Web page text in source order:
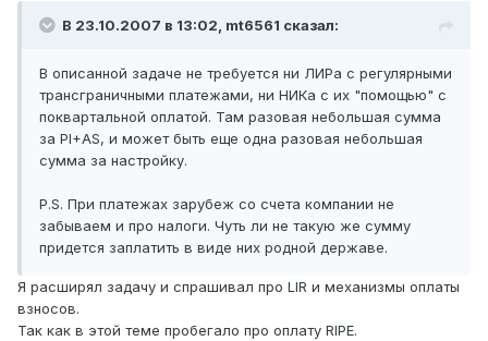
В 23.10.2007 в 13:02, mt6561 сказал:
В описанной задаче не требуется ни ЛИРа с регулярными
трансграничными платежами, ни НИКа с их "помощью" с
поквартальной оплатой. Там разовая небольшая сумма
за PI+AS, и может быть еще одна разовая небольшая
сумма за настройку.
P.S. При платежах зарубеж со счета компании не
забываем и про налоги. Чуть ли не такую же сумму
придется заплатить в виде них родной державе.
Я расширял задачу и спрашивал про LIR и механизмы оплаты
взносов.
Так как в этой теме пробегало про оплату RIPE.